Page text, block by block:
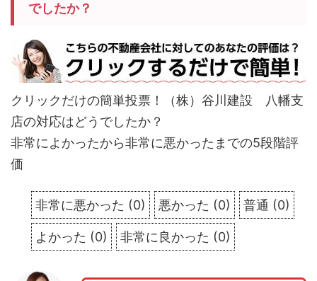
でしたか？
クリックだけの簡単投票！（株）谷川建設 八幡支
店の対応はどうでしたか？
非常によかったから非常に悪かったまでの5段階評
価
非常に悪かった (0) 悪かった (0) 普通 (0)
よかった (0) 非常に良かった (0)